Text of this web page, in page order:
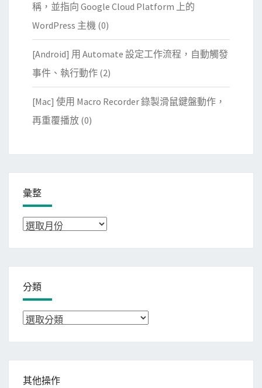
稱，並指向 Google Cloud Platform 上的
WordPress 主機 (0)
[Android] 用 Automate 設定工作流程，自動觸發
事件、執行動作 (2)
[Mac] 使用 Macro Recorder 錄製滑鼠鍵盤動作，
再重覆播放 (0)
彙整
彙
分類
分
其他操作